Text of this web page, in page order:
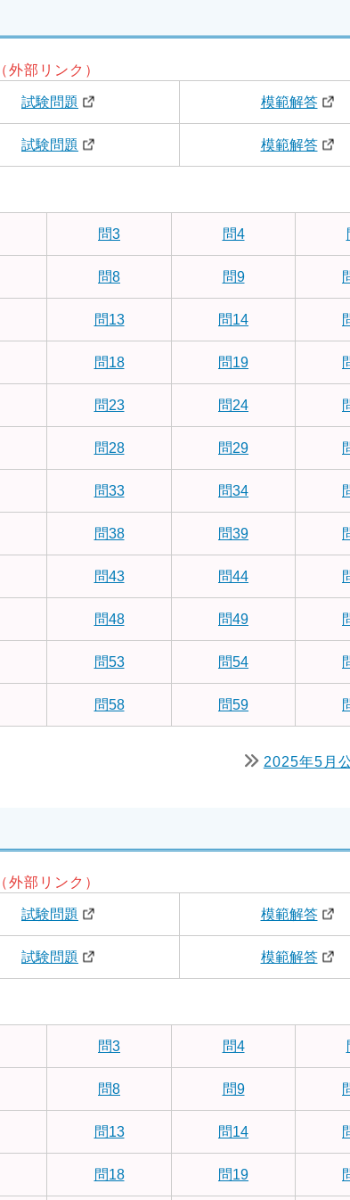
部リンク）
試験問題 模範解答
試験問題 模範解答
問3 問4
問8 問9
問13 問14
問18 問19
問23 問24
問28 問29
問33 問34
問38 問39
問43 問44
問48 問49
問53 問54
問58 問59
2025年5月
部リンク）
試験問題 模範解答
試験問題 模範解答
問3 問4
問8 問9
問13 問14
問18 問19